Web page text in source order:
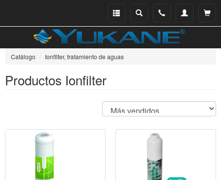
Ver
Mi
Teléfono
Buscar
Menu
Catálogo Ionfilter, tratamiento de aguas
Productos Ionfilter